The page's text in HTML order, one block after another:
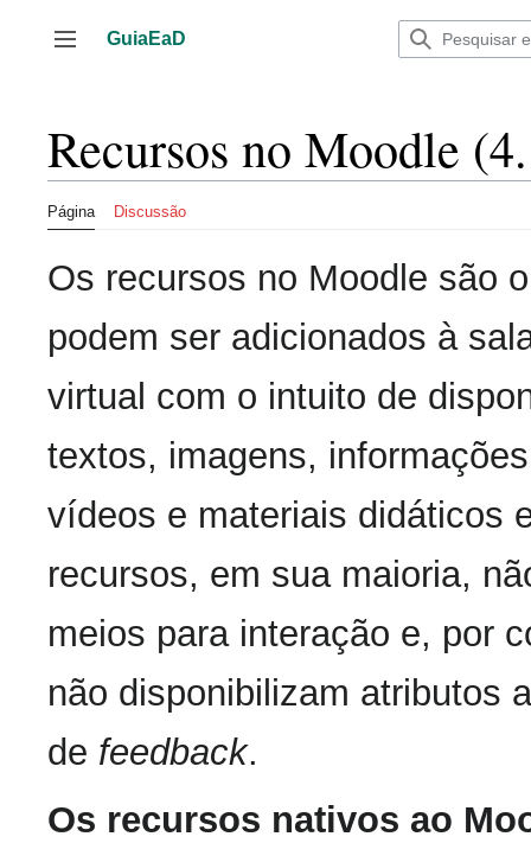
para
Alternar barra lateral
GuiaEaD
Recursos no Moodle
Página Discussão
Os recursos no Moodle são
podem ser adicionados à
virtual com o intuito de
textos, imagens,
vídeos e materiais didáticos
recursos, em sua maioria,
meios para interação e, por
não disponibilizam atributos
de feedback.
Os recursos nativos ao